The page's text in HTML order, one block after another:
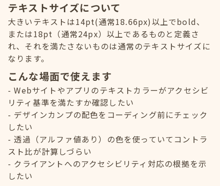
テキストサイズについて
大きいテキストは14pt(通常18.66px)以上でbold、
または18pt（通常24px）以上であるものと定義さ
れ、それを満たさないものは通常のテキストサイズに
なります。
こんな場面で使えます
Webサイトやアプリのテキストカラーがアクセシビ
リティ基準を満たすか確認したい
デザインカンプの配色をコーディング前にチェック
したい
透過（アルファ値あり）の色を使っていてコントラ
スト比が計算しづらい
クライアントへのアクセシビリティ対応の根拠を示
したい